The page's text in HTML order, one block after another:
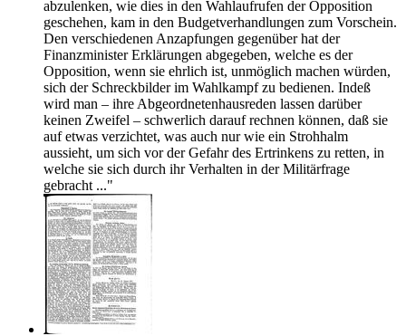
abzulenken, wie dies in den Wahlaufrufen der Opposition
geschehen, kam in den Budgetverhandlungen zum Vorschein.
Den verschiedenen Anzapfungen gegenüber hat der
Finanzminister Erklärungen abgegeben, welche es der
Opposition, wenn sie ehrlich ist, unmöglich machen würden,
sich der Schreckbilder im Wahlkampf zu bedienen. Indeß
wird man – ihre Abgeordnetenhausreden lassen darüber
keinen Zweifel – schwerlich darauf rechnen können, daß sie
auf etwas verzichtet, was auch nur wie ein Strohhalm
aussieht, um sich vor der Gefahr des Ertrinkens zu retten, in
welche sie sich durch ihr Verhalten in der Militärfrage
gebracht ..."